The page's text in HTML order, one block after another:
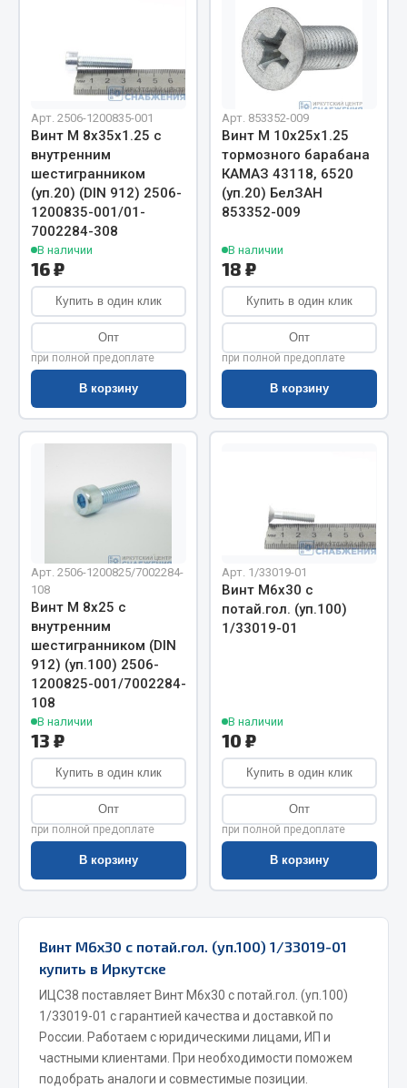
Цепи подъёмные
Весь раздел
РТИ
Кольца уплотнительные
Лента конвейерная
Манжеты
Паронит
Патрубки
Прокладки
Рукава высокого давления
Показать ещё
Автомобильная электрика
Блоки реле и предохранителей
Вилки нагрузочные
Выключатели и переключатели клавишные
Выключатели кнопочные
Выключатель массы
Изолента
Показать ещё
Весь раздел
Запчасти на полуприцепы
Амортизаторы для полуприцепов
Запчасти КамАЗ
Двигатель
Система выпуска газа
Арт. 2506-1200835-001
Винт М 8х35х1.25 с
внутренним
шестигранником
(уп.20) (DIN 912) 2506-
1200835-001/01-
7002284-308
В наличии
16 ₽
Купить в один клик
Опт
при полной предоплате
В корзину
Арт. 853352-009
Винт М 10х25х1.25
тормозного барабана
КАМАЗ 43118, 6520
(уп.20) БелЗАН
853352-009
В наличии
18 ₽
Купить в один клик
Опт
при полной предоплате
В корзину
Арт. 2506-1200825/7002284-
108
Винт М 8х25 с
внутренним
шестигранником (DIN
912) (уп.100) 2506-
1200825-001/7002284-
108
В наличии
13 ₽
Купить в один клик
Опт
при полной предоплате
В корзину
Арт. 1/33019-01
Винт М6х30 с
потай.гол. (уп.100)
1/33019-01
В наличии
10 ₽
Купить в один клик
Опт
при полной предоплате
В корзину
Винт М6х30 с потай.гол. (уп.100) 1/33019-01
купить в Иркутске
ИЦС38 поставляет Винт М6х30 с потай.гол. (уп.100)
1/33019-01 с гарантией качества и доставкой по
России. Работаем с юридическими лицами, ИП и
частными клиентами. При необходимости поможем
подобрать аналоги и совместимые позиции.